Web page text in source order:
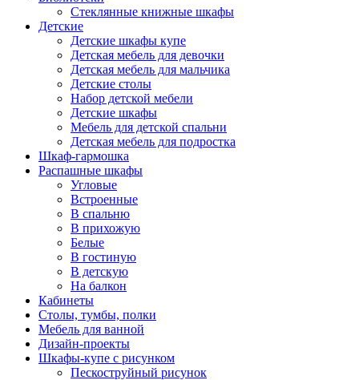
Стеклянные книжные шкафы
Детские
Детские шкафы купе
Детская мебель для девочки
Детская мебель для мальчика
Детские столы
Набор детской мебели
Детские шкафы
Мебель для детской спальни
Детская мебель для подростка
Шкаф-гармошка
Распашные шкафы
Угловые
Встроенные
В спальню
В прихожую
Белые
В гостиную
В детскую
На балкон
Кабинеты
Столы, тумбы, полки
Мебель для ванной
Дизайн-проекты
Шкафы-купе с рисунком
Пескоструйный рисунок